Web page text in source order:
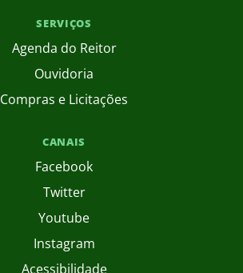
SERVIÇOS
Agenda do Reitor
Ouvidoria
Compras e Licitações
CANAIS
Facebook
Twitter
Youtube
Instagram
Acessibilidade